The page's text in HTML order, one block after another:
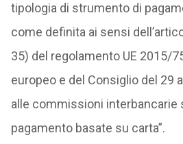
tipologia di strumento di
come definita ai sensi
35) del regolamento UE 2015/
europeo e del Consiglio del 29
alle commissioni interbancarie
pagamento basate su carta”.